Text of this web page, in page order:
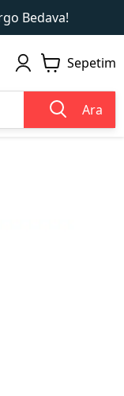
Bedava!
Sepetim
Ara